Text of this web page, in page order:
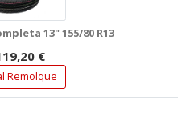
13" 155/80 R13
€
Remolque